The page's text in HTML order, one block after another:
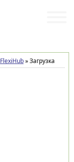
FlexiHub»Загрузка